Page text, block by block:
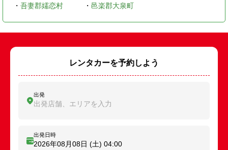
・ 吾妻郡嬬恋村 ・ 邑楽郡大泉町
レンタカーを予約しよう
出発
出発店舗、エリアを入力
出発日時
2026年08月08日 (土) 04:00